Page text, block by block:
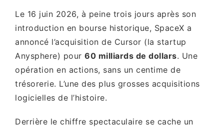
Le 16 juin 2026, à peine trois jours après son
introduction en bourse historique, SpaceX a
annoncé l’acquisition de Cursor (la startup
Anysphere) pour 60 milliards de dollars. Une
opération en actions, sans un centime de
trésorerie. L’une des plus grosses acquisitions
logicielles de l’histoire.
Derrière le chiffre spectaculaire se cache un